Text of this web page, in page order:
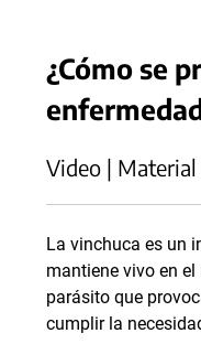
¿Cómo se
Video |
La vinchuca es un
mantiene vivo en
parásito que
cumplir la